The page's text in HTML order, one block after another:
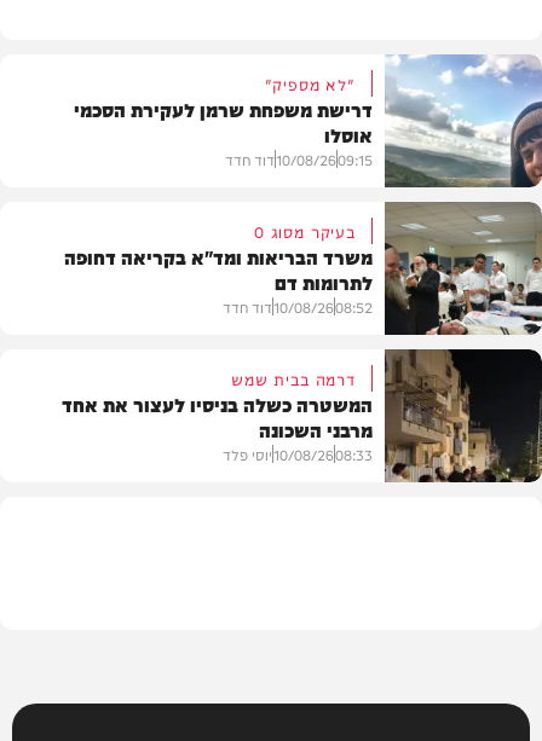
חדשות
"לא מספיק"
דרישת משפחת שרמן לעקירת הסכמי
אוסלו
09:15
10/08/26דוד חדד
חדשות
בעיקר מסוג O
משרד הבריאות ומד"א בקריאה דחופה
לתרומות דם
08:52
10/08/26דוד חדד
דרמה בבית שמש
המשטרה כשלה בניסיו לעצור את אחד
מרבני השכונה
08:33
10/08/26יוסי פלד